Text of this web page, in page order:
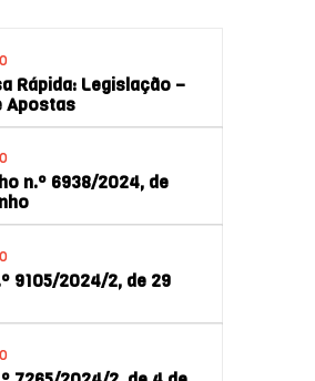
Rápida: Legislação –
Apostas
n.º 6938/2024, de
9105/2024/2, de 29